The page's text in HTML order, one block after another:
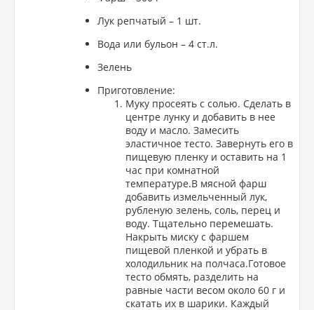
Лук репчатый – 1 шт.
Вода или бульон – 4 ст.л.
Зелень
Приготовление:
Муку просеять с солью. Сделать в
центре лунку и добавить в нее
воду и масло. Замесить
эластичное тесто. Завернуть его в
пищевую пленку и оставить на 1
час при комнатной
температуре.В мясной фарш
добавить измельченный лук,
рубленую зелень, соль, перец и
воду. Тщательно перемешать.
Накрыть миску с фаршем
пищевой пленкой и убрать в
холодильник на полчаса.Готовое
тесто обмять, разделить на
равные части весом около 60 г и
скатать их в шарики. Каждый